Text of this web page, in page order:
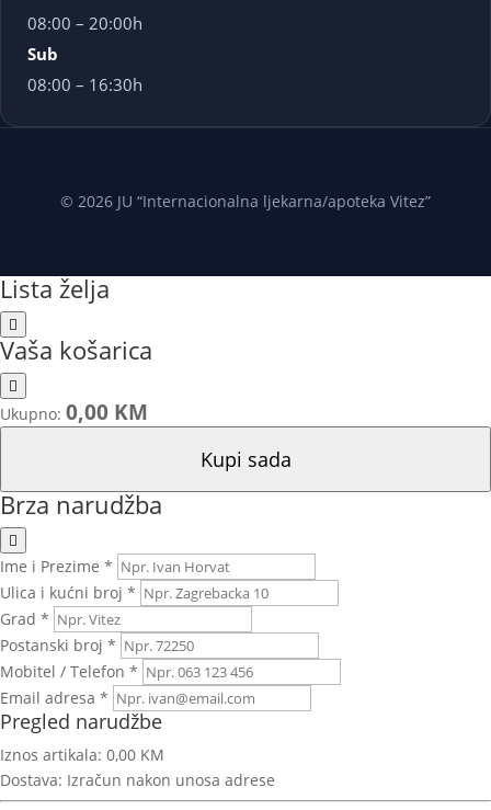
08:00 – 20:00h
Sub
08:00 – 16:30h
© 2026 JU “Internacionalna ljekarna/apoteka Vitez”
Lista želja
Vaša košarica
Ukupno: 0,00 KM
Kupi sada
Brza narudžba
Ime i Prezime *
Ulica i kućni broj *
Grad *
Postanski broj *
Mobitel / Telefon *
Email adresa *
Pregled narudžbe
Iznos artikala: 0,00 KM
Dostava: Izračun nakon unosa adrese